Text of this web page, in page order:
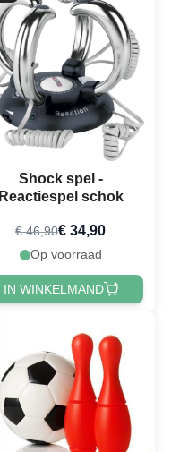
Shock spel -
Reactiespel schok
€ 46,90€ 34,90
Op voorraad
IN WINKELMAND